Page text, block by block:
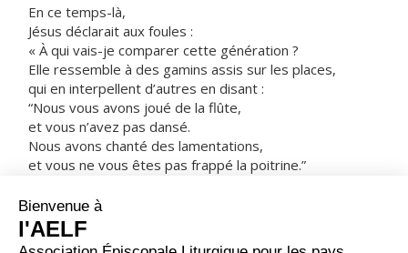
En ce temps-là,
Jésus déclarait aux foules :
« À qui vais-je comparer cette génération ?
Elle ressemble à des gamins assis sur les places,
qui en interpellent d’autres en disant :
“Nous vous avons joué de la flûte,
et vous n’avez pas dansé.
Nous avons chanté des lamentations,
et vous ne vous êtes pas frappé la poitrine.”
et l’on dit : “C’est un possédé !”
Le Fils de l’homme est venu ; il mange et il boit,
et l’on dit : “Voilà un glouton et un ivrogne,